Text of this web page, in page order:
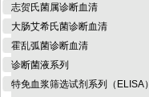
志贺氏菌属诊断血清
大肠艾希氏菌诊断血清
霍乱弧菌诊断血清
诊断菌液系列
特免血浆筛选试剂系列（ELISA）